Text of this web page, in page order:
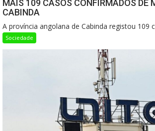
MAIS 109 CASOS CONFIRMADOS DE
CABINDA
A província angolana de Cabinda registou 109
Sociedade